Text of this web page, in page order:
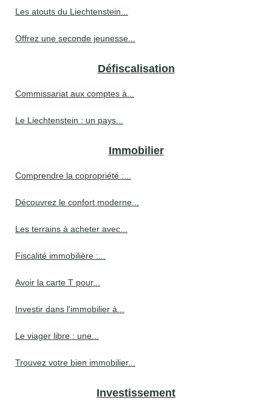
Les atouts du Liechtenstein...
Offrez une seconde jeunesse...
Défiscalisation
Commissariat aux comptes à...
Le Liechtenstein : un pays...
Immobilier
Comprendre la copropriété :...
Découvrez le confort moderne...
Les terrains à acheter avec...
Fiscalité immobilière :...
Avoir la carte T pour...
Investir dans l'immobilier à...
Le viager libre : une...
Trouvez votre bien immobilier...
Investissement